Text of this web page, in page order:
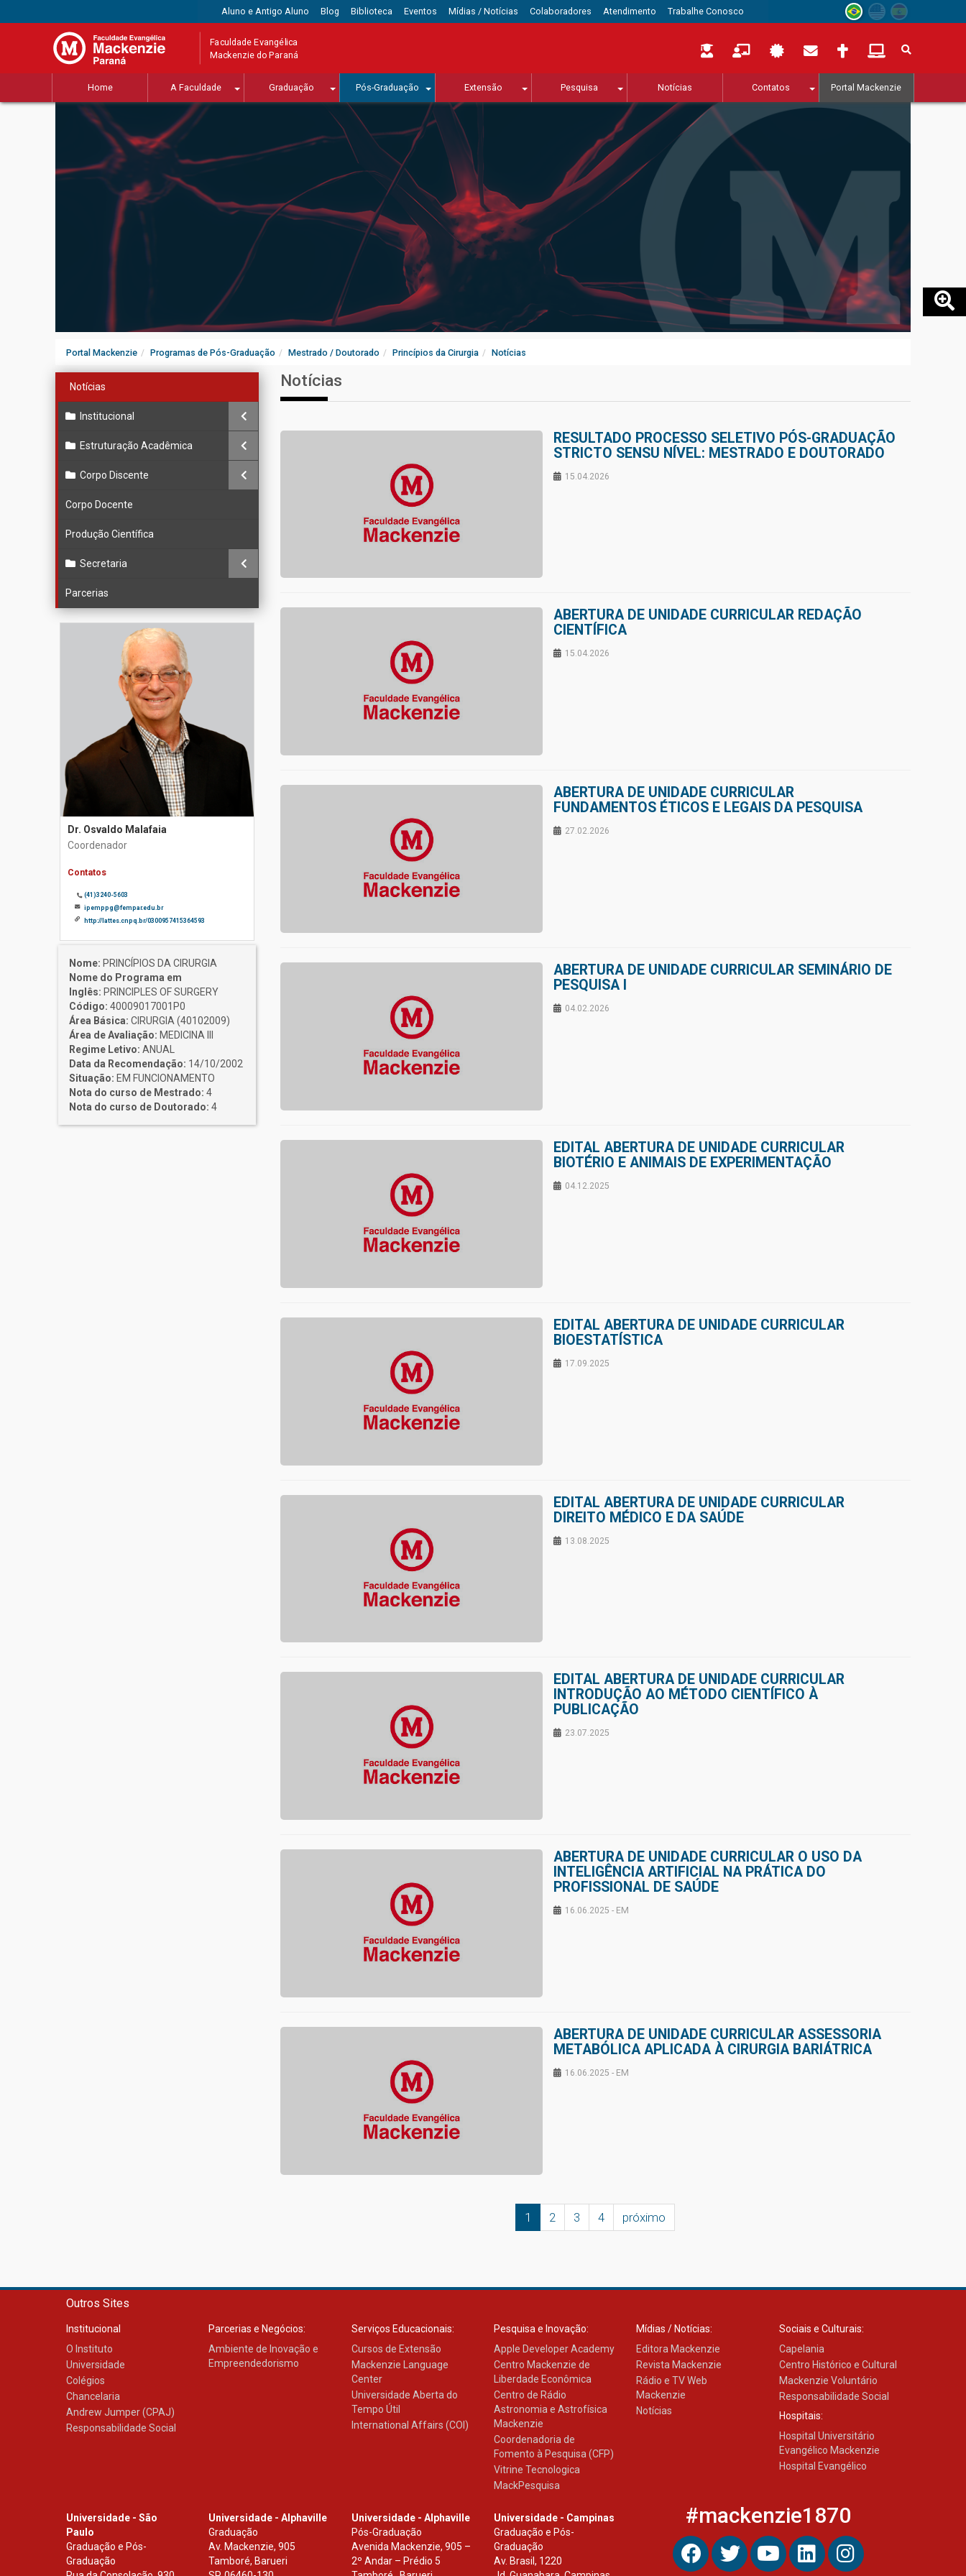
Aluno e Antigo Aluno Blog Biblioteca Eventos Mídias / Notícias Colaboradores Atendimento Trabalhe Conosco
Faculdade Evangélica
Mackenzie do Paraná
Home A Faculdade Graduação Pós-Graduação Extensão Pesquisa Notícias Contatos Portal Mackenzie
Portal Mackenzie Programas de Pós-Graduação Mestrado / Doutorado Princípios da Cirurgia Notícias
Notícias
Institucional
Estruturação Acadêmica
Corpo Discente
Corpo Docente
Produção Científica
Secretaria
Parcerias
Dr. Osvaldo Malafaia
Coordenador
Contatos
(41)3240-5603
ipemppg@fempar.edu.br
http://lattes.cnpq.br/0300957415364593
Nome: PRINCÍPIOS DA CIRURGIA
Nome do Programa em
Inglês: PRINCIPLES OF SURGERY
Código: 40009017001P0
Área Básica: CIRURGIA (40102009)
Área de Avaliação: MEDICINA III
Regime Letivo: ANUAL
Data da Recomendação: 14/10/2002
Situação: EM FUNCIONAMENTO
Nota do curso de Mestrado: 4
Nota do curso de Doutorado: 4
Notícias
RESULTADO PROCESSO SELETIVO PÓS-GRADUAÇÃO
STRICTO SENSU NÍVEL: MESTRADO E DOUTORADO
15.04.2026
ABERTURA DE UNIDADE CURRICULAR REDAÇÃO
CIENTÍFICA
15.04.2026
ABERTURA DE UNIDADE CURRICULAR
FUNDAMENTOS ÉTICOS E LEGAIS DA PESQUISA
27.02.2026
ABERTURA DE UNIDADE CURRICULAR SEMINÁRIO DE
PESQUISA I
04.02.2026
EDITAL ABERTURA DE UNIDADE CURRICULAR
BIOTÉRIO E ANIMAIS DE EXPERIMENTAÇÃO
04.12.2025
EDITAL ABERTURA DE UNIDADE CURRICULAR
BIOESTATÍSTICA
17.09.2025
EDITAL ABERTURA DE UNIDADE CURRICULAR
DIREITO MÉDICO E DA SAÚDE
13.08.2025
EDITAL ABERTURA DE UNIDADE CURRICULAR
INTRODUÇÃO AO MÉTODO CIENTÍFICO À
PUBLICAÇÃO
23.07.2025
ABERTURA DE UNIDADE CURRICULAR O USO DA
INTELIGÊNCIA ARTIFICIAL NA PRÁTICA DO
PROFISSIONAL DE SAÚDE
16.06.2025 - EM
ABERTURA DE UNIDADE CURRICULAR ASSESSORIA
METABÓLICA APLICADA À CIRURGIA BARIÁTRICA
16.06.2025 - EM
1 2 3 4 próximo
Outros Sites
Institucional
O Instituto
Universidade
Colégios
Chancelaria
Andrew Jumper (CPAJ)
Responsabilidade Social
Parcerias e Negócios:
Ambiente de Inovação e
Empreendedorismo
Serviços Educacionais:
Cursos de Extensão
Mackenzie Language
Center
Universidade Aberta do
Tempo Útil
International Affairs (COI)
Pesquisa e Inovação:
Apple Developer Academy
Centro Mackenzie de
Liberdade Econômica
Centro de Rádio
Astronomia e Astrofísica
Mackenzie
Coordenadoria de
Fomento à Pesquisa (CFP)
Vitrine Tecnologica
MackPesquisa
Mídias / Notícias:
Editora Mackenzie
Revista Mackenzie
Rádio e TV Web
Mackenzie
Notícias
Sociais e Culturais:
Capelania
Centro Histórico e Cultural
Mackenzie Voluntário
Responsabilidade Social
Hospitais:
Hospital Universitário
Evangélico Mackenzie
Hospital Evangélico
Universidade - São
Paulo
Graduação e Pós-
Graduação
Universidade - Alphaville
Graduação
Av. Mackenzie, 905
Tamboré, Barueri
Universidade - Alphaville
Pós-Graduação
Avenida Mackenzie, 905 –
2º Andar – Prédio 5
Universidade - Campinas
Graduação e Pós-
Graduação
Av. Brasil, 1220
#mackenzie1870